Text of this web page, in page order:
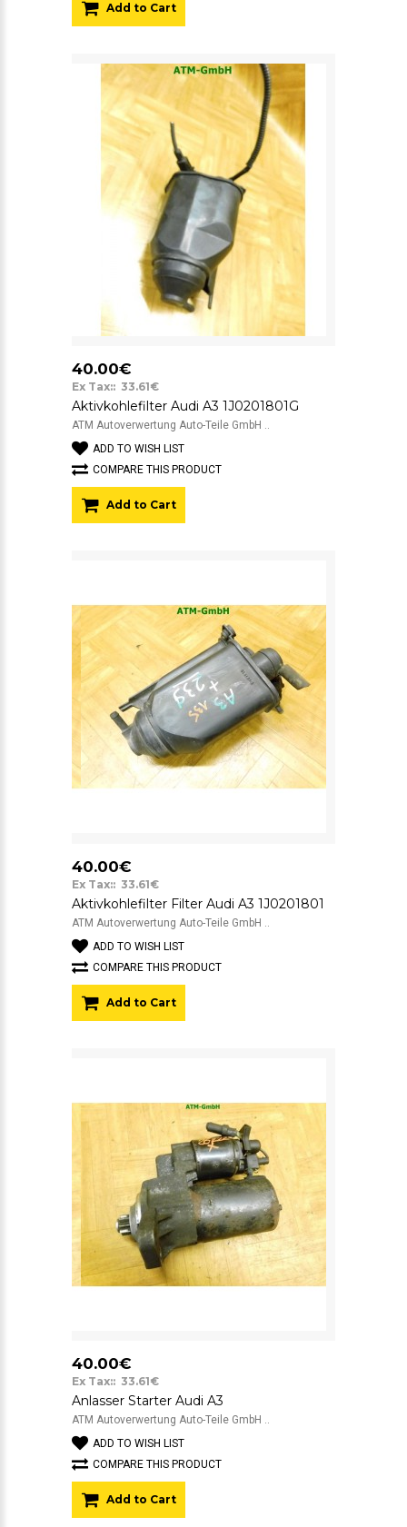
Add to Cart
40.00€
Ex Tax:: 33.61€
Aktivkohlefilter Audi A3 1J0201801G
ATM Autoverwertung Auto-Teile GmbH ..
ADD TO WISH LIST
COMPARE THIS PRODUCT
Add to Cart
40.00€
Ex Tax:: 33.61€
Aktivkohlefilter Filter Audi A3 1J0201801
ATM Autoverwertung Auto-Teile GmbH ..
ADD TO WISH LIST
COMPARE THIS PRODUCT
Add to Cart
40.00€
Ex Tax:: 33.61€
Anlasser Starter Audi A3
ATM Autoverwertung Auto-Teile GmbH ..
ADD TO WISH LIST
COMPARE THIS PRODUCT
Add to Cart